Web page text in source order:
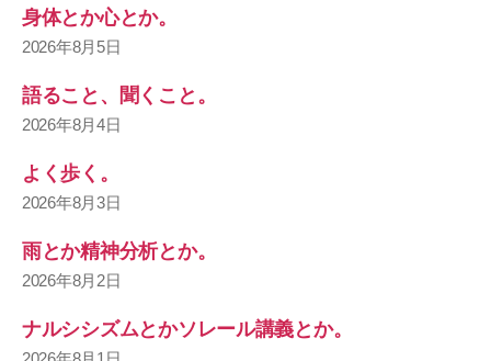
身体とか心とか。
2026年8月5日
語ること、聞くこと。
2026年8月4日
よく歩く。
2026年8月3日
雨とか精神分析とか。
2026年8月2日
ナルシシズムとかソレール講義とか。